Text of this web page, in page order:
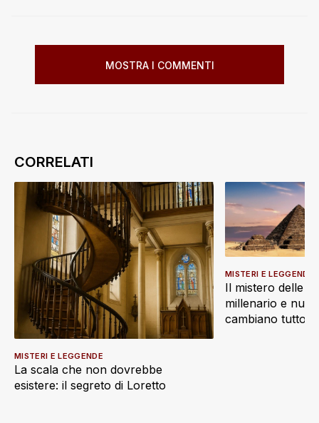
MOSTRA I COMMENTI
La scala che non dovrebbe
esistere: il segreto di Loretto
MISTERI E LEGGENDE
Il mistero delle
millenario e
cambiano tutto
MISTERI E LEGGENDE